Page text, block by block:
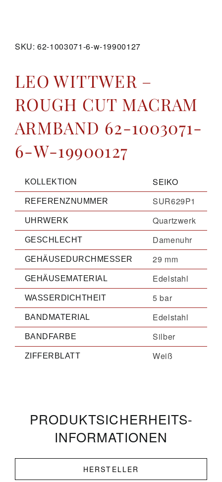
SKU:62-1003071-6-w-19900127
LEO WITTWER –
ROUGH CUT MACRAM
ARMBAND 62-1003071-
6-W-19900127
KOLLEKTION SEIKO
REFERENZNUMMER SUR629P1
UHRWERK Quartzwerk
GESCHLECHT Damenuhr
GEHÄUSEDURCHMESSER 29 mm
GEHÄUSEMATERIAL Edelstahl
WASSERDICHTHEIT 5 bar
BANDMATERIAL Edelstahl
BANDFARBE Silber
ZIFFERBLATT Weiß
PRODUKT­­SICHERHEITS­
INFORMATIONEN
HERSTELLER